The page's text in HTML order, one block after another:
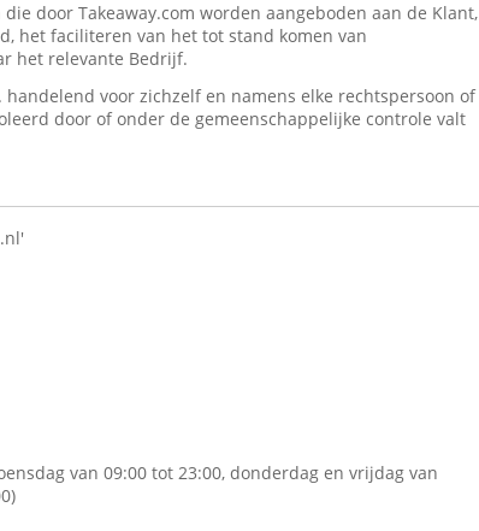
door Takeaway.com worden aangeboden aan de Klant,
het faciliteren van het tot stand komen van
het relevante Bedrijf.
handelend voor zichzelf en namens elke rechtspersoon of
door of onder de gemeenschappelijke controle valt
van 09:00 tot 23:00, donderdag en vrijdag van